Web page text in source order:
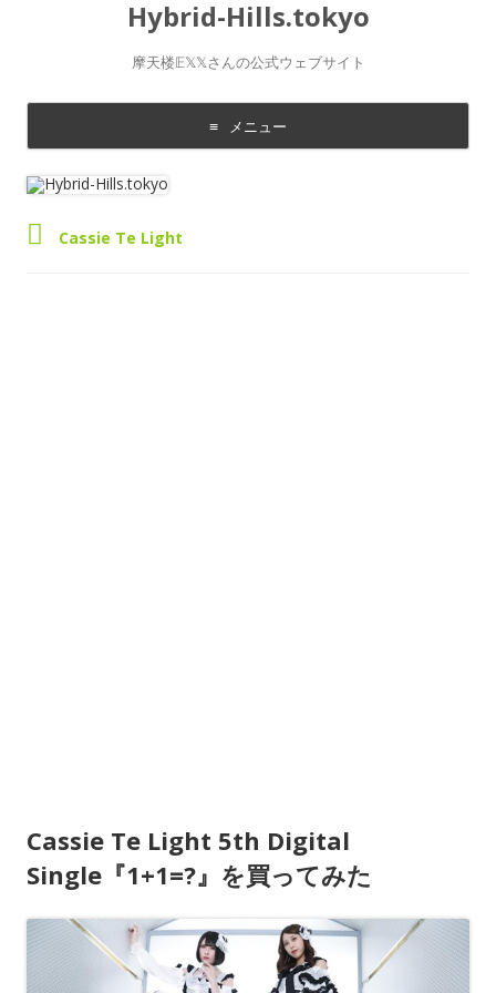
Hybrid-Hills.tokyo
摩天楼𝔼𝕏𝕏さんの公式ウェブサイト
メニュー
コ
ン
テ
ツ
移
Cassie Te Light
Cassie Te Light 5th Digital
Single『1+1=?』を買ってみた